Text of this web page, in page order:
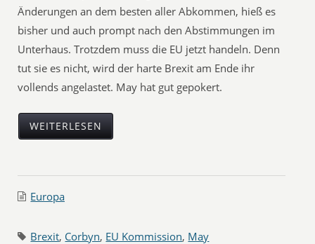
Änderungen an dem besten aller Abkommen, hieß es
bisher und auch prompt nach den Abstimmungen im
Unterhaus. Trotzdem muss die EU jetzt handeln. Denn
tut sie es nicht, wird der harte Brexit am Ende ihr
vollends angelastet. May hat gut gepokert.
WEITERLESEN
Europa
Brexit, Corbyn, EU Kommission, May